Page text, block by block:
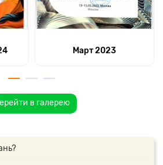
Март 2023
в галерею